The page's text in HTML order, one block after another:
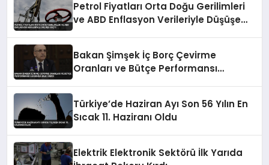
Petrol Fiyatları Orta Doğu Gerilimleri
ve ABD Enflasyon Verileriyle Düşüşe
Bakan Şimşek İç Borç Çevirme
Oranları ve Bütçe Performansı
Türkiye’de Haziran Ayı Son 56 Yılın En
Sıcak 11. Haziranı Oldu
Elektrik Elektronik Sektörü İlk Yarıda